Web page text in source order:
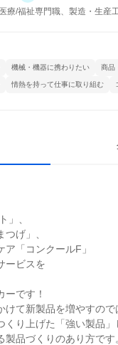
療/福祉専門職、製造・生産
機械・機器に携わりたい 商品
情熱を持って仕事に取り組む
」、
つげ」、
「コンクールF」
ービスを
ーです！
て新製品を増やすので
り上げた「強い製品」
品づくりのあり方です